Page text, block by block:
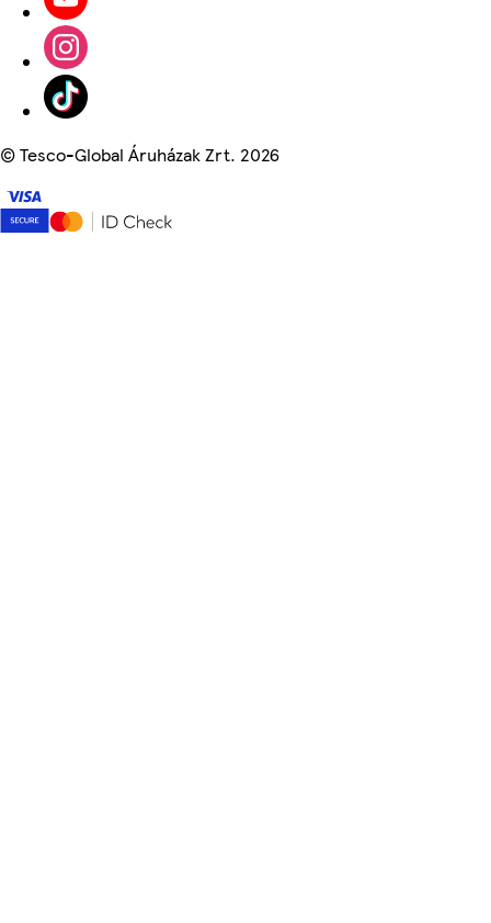
©Tesco-Global Áruházak Zrt. 2026